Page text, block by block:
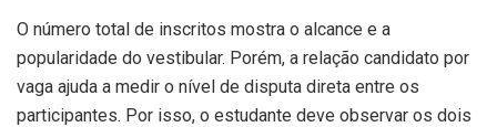
O número total de inscritos mostra o alcance e a
popularidade do vestibular. Porém, a relação candidato por
vaga ajuda a medir o nível de disputa direta entre os
participantes. Por isso, o estudante deve observar os dois